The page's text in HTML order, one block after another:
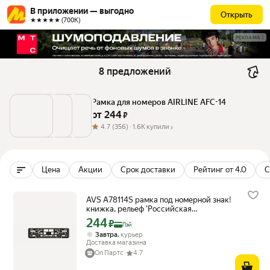
В приложении — выгодно
★★★★★ (700К)
Открыть
РЕКЛАМА
8 предложений
Рамка для номеров AIRLINE AFC-14
от 244 ₽
4.7 (356) · 1.6K купили
Цена Акции Срок доставки Рейтинг от 4.0
AVS A78114S рамка под номерной знак!
книжка, рельеф 'Российская
Федерация' чёрная, серебро\
Цена с картой Яндекс Пэй 244 ₽ вместо
244₽ Пэй
Завтра, курьер
Доставка магазина
Ол Партс
4.7